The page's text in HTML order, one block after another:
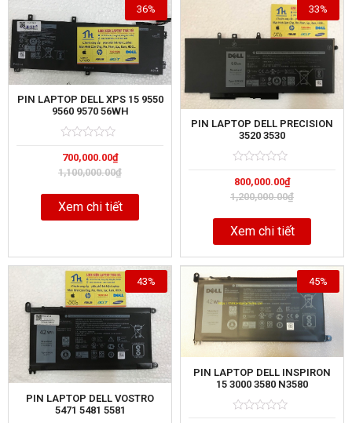
PIN LAPTOP DELL XPS 15 9550
9560 9570 56WH
0
out
of
1,100,000.00₫
700,000.00₫
36%
Xem chi tiết
PIN LAPTOP DELL PRECISION
3520 3530
0
out
of
1,200,000.00₫
800,000.00₫
33%
Xem chi tiết
PIN LAPTOP DELL VOSTRO
5471 5481 5581
43%
PIN LAPTOP DELL INSPIRON
15 3000 3580 N3580
45%